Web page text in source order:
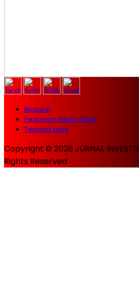
Redaksi
Pedoman Media Siber
Tentang kami
Copyright © 2026 JURNAL
Rights Reserved